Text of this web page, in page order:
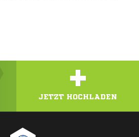
+
JETZT HOCHLADEN